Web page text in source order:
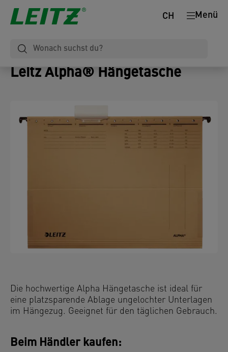
Menü
CH
Leitz Alpha® Hängetasche
Die hochwertige Alpha Hängetasche ist ideal für
eine platzsparende Ablage ungelochter Unterlagen
im Hängezug. Geeignet für den täglichen Gebrauch.
Beim Händler kaufen: